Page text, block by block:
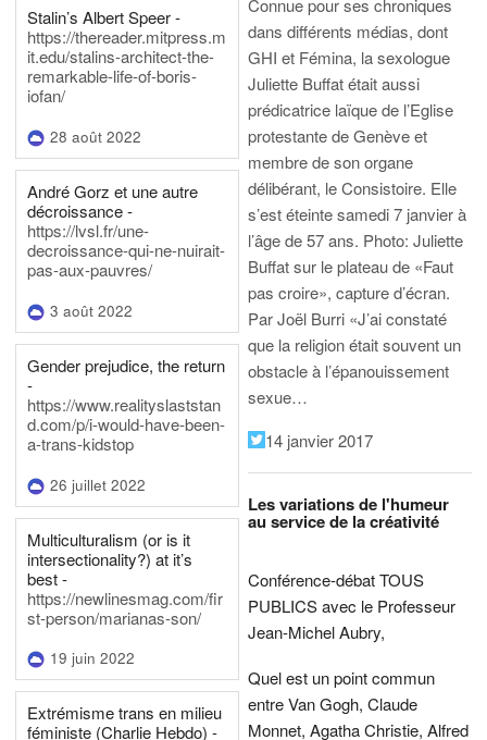
Stalin’s Albert Speer -
https://thereader.mitpress.m
it.edu/stalins-architect-the-
remarkable-life-of-boris-
iofan/
28 août 2022
André Gorz et une autre
décroissance -
https://lvsl.fr/une-
decroissance-qui-ne-nuirait-
pas-aux-pauvres/
3 août 2022
Gender prejudice, the return
-
https://www.realityslaststan
d.com/p/i-would-have-been-
a-trans-kidstop
26 juillet 2022
Multiculturalism (or is it
intersectionality?) at it’s
best -
https://newlinesmag.com/fir
st-person/marianas-son/
19 juin 2022
Extrémisme trans en milieu
féministe (Charlie Hebdo) -
Connue pour ses chroniques
dans différents médias, dont
GHI et Fémina, la sexologue
Juliette Buffat était aussi
prédicatrice laïque de l’Eglise
protestante de Genève et
membre de son organe
délibérant, le Consistoire. Elle
s’est éteinte samedi 7 janvier à
l’âge de 57 ans. Photo: Juliette
Buffat sur le plateau de «Faut
pas croire», capture d’écran.
Par Joël Burri «J’ai constaté
que la religion était souvent un
obstacle à l’épanouissement
sexue…
14 janvier 2017
Les variations de l'humeur
au service de la créativité
Conférence-débat TOUS
PUBLICS avec le Professeur
Jean-Michel Aubry,
Quel est un point commun
entre Van Gogh, Claude
Monnet, Agatha Christie, Alfred